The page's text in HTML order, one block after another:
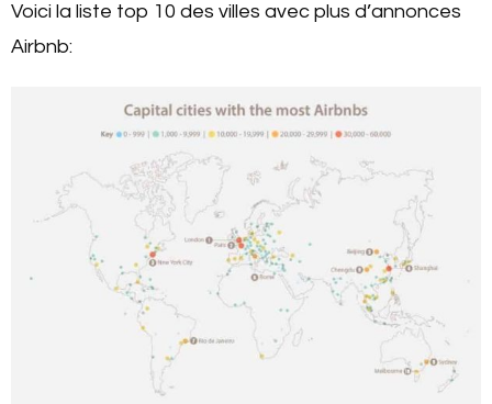
Voici la liste top 10 des villes avec plus d’annonces
Airbnb: